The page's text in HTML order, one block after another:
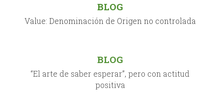
BLOG
Value: Denominación de Origen no controlada
BLOG
“El arte de saber esperar”, pero con actitud
positiva